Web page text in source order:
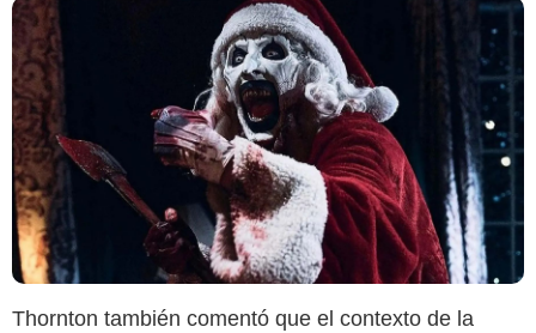
Thornton también comentó que el contexto de la
Daily Wrap